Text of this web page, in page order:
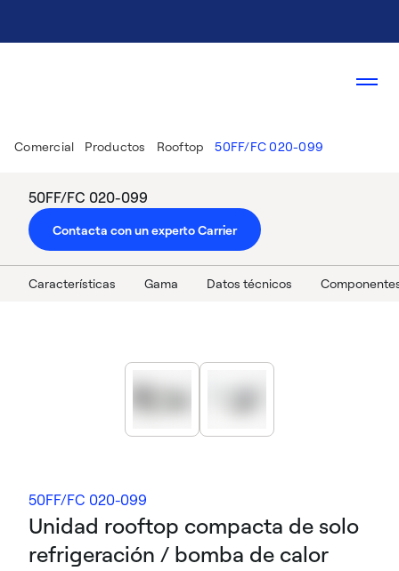
Comercial Productos Rooftop 50FF/FC 020-099
50FF/FC 020-099
Contacta con un experto Carrier
Características Gama Datos técnicos
50FF/FC 020-099
Unidad rooftop compacta de solo
refrigeración / bomba de calor